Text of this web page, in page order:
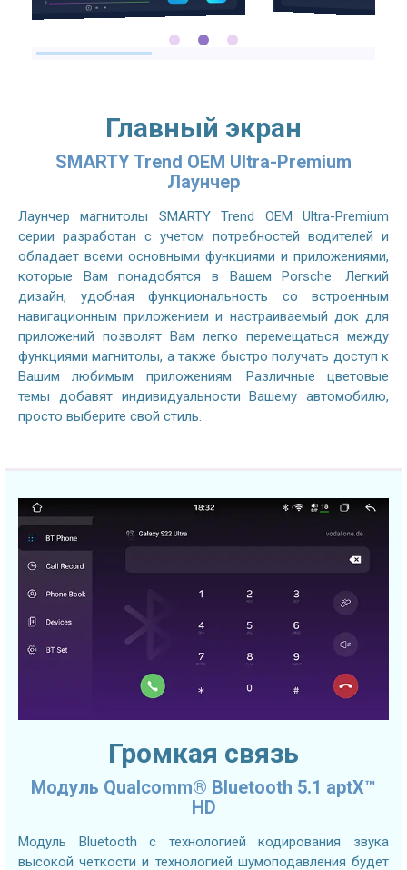
Главный экран
SMARTY Trend OEM Ultra-Premium
Лаунчер
Лаунчер магнитолы SMARTY Trend OEM Ultra-Premium
серии разработан с учетом потребностей водителей и
обладает всеми основными функциями и приложениями,
которые Вам понадобятся в Вашем Porsche. Легкий
дизайн, удобная функциональность со встроенным
навигационным приложением и настраиваемый док для
приложений позволят Вам легко перемещаться между
функциями магнитолы, а также быстро получать доступ к
Вашим любимым приложениям. Различные цветовые
темы добавят индивидуальности Вашему автомобилю,
просто выберите свой стиль.
Громкая связь
Модуль Qualcomm® Bluetooth 5.1 aptX™
HD
Модуль Bluetooth с технологией кодирования звука
высокой четкости и технологией шумоподавления будет